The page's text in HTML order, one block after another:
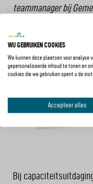
teammanager bij
Bij
WIJ GEBRUIKEN COOKIES
We kunnen deze plaatsen voor analyse
gepersonaliseerde inhoud te tonen en
cookies die we gebruiken opent u de
Accepteer alles